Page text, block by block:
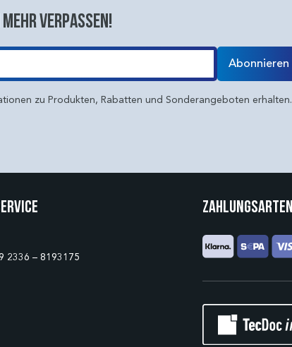
verpassen!
Abonnieren
zu Produkten, Rabatten und Sonderangeboten erhalten.
2336 – 8193175
Zahlungsarten